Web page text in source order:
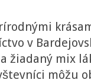
v
žiadaný mix
môžu